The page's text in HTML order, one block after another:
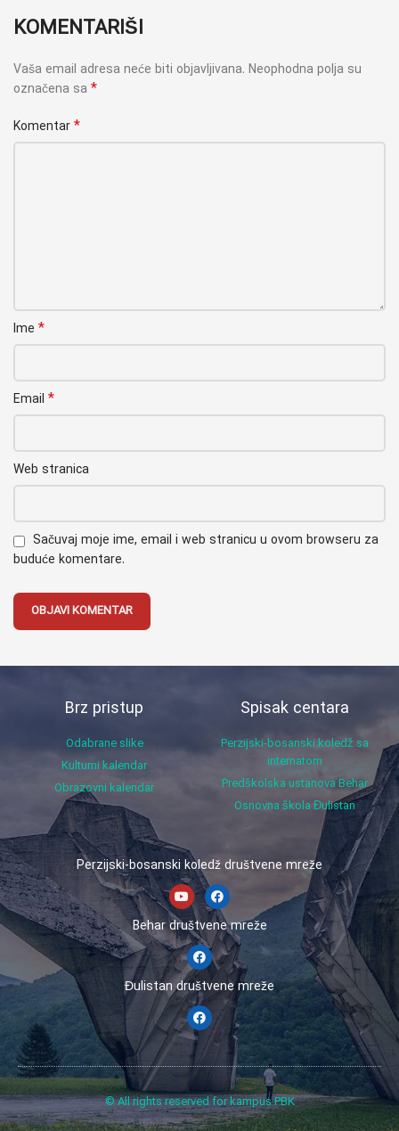
KOMENTARIŠI
Vaša email adresa neće biti objavljivana. Neophodna polja su
označena sa *
Komentar *
Ime *
Email *
Web stranica
Sačuvaj moje ime, email i web stranicu u ovom browseru za
buduće komentare.
Brz pristup
Odabrane slike
Kulturni kalendar
Obrazovni kalendar
Spisak centara
Perzijski-bosanski koledž sa
internatom
Predškolska ustanova Behar
Osnovna škola Đulistan
Perzijski-bosanski koledž društvene mreže
Behar društvene mreže
Đulistan društvene mreže
© All rights reserved for kampus PBK